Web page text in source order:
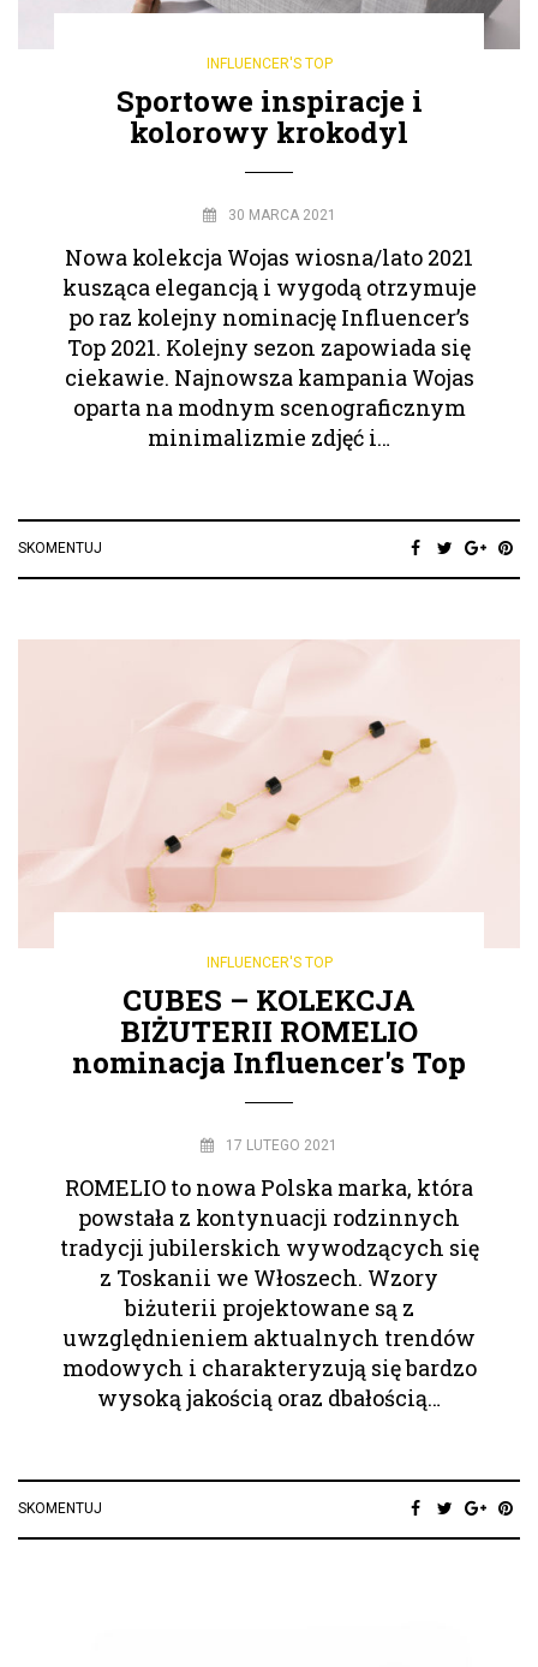
INFLUENCER'S TOP
Sportowe inspiracje i
kolorowy krokodyl
30 MARCA 2021
Nowa kolekcja Wojas wiosna/lato 2021
kusząca elegancją i wygodą otrzymuje
po raz kolejny nominację Influencer’s
Top 2021. Kolejny sezon zapowiada się
ciekawie. Najnowsza kampania Wojas
oparta na modnym scenograficznym
minimalizmie zdjęć i…
SKOMENTUJ
INFLUENCER'S TOP
CUBES – KOLEKCJA
BIŻUTERII ROMELIO
nominacja Influencer's Top
17 LUTEGO 2021
ROMELIO to nowa Polska marka, która
powstała z kontynuacji rodzinnych
tradycji jubilerskich wywodzących się
z Toskanii we Włoszech. Wzory
biżuterii projektowane są z
uwzględnieniem aktualnych trendów
modowych i charakteryzują się bardzo
wysoką jakością oraz dbałością…
SKOMENTUJ